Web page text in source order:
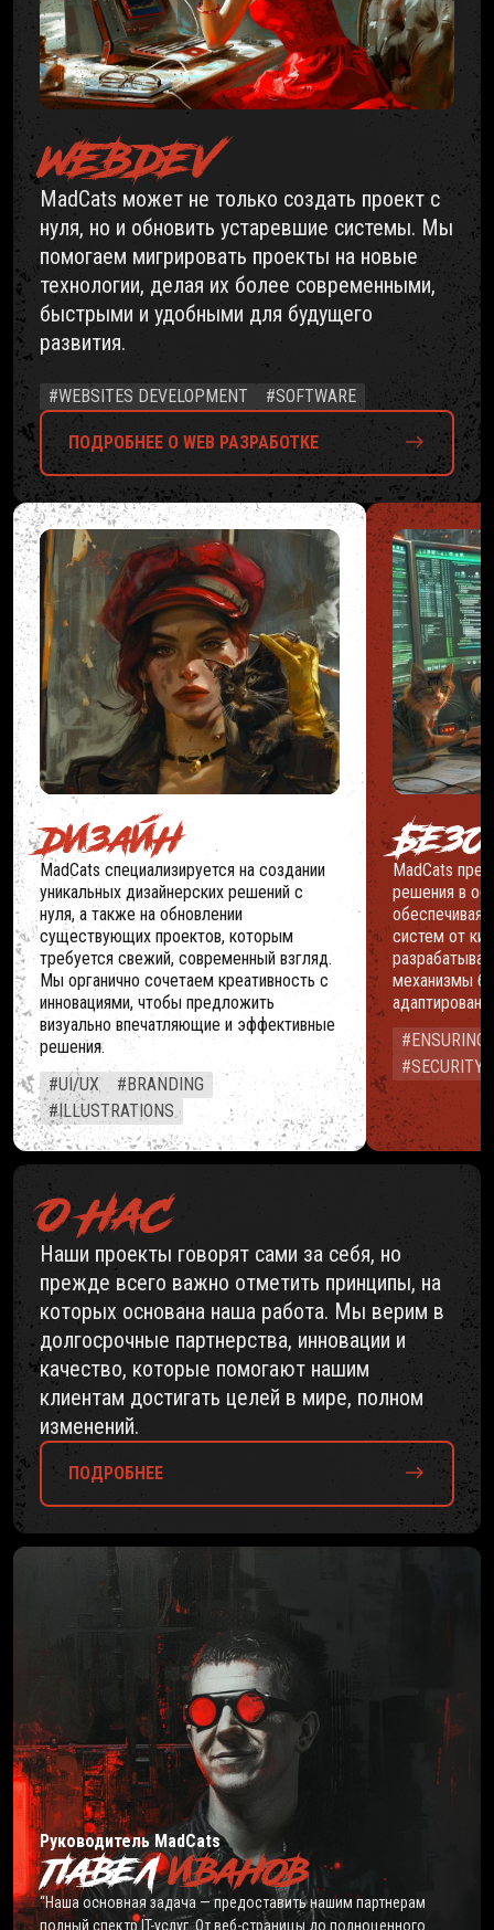
WEBDEV
MadCats может не только создать проект с
нуля, но и обновить устаревшие системы. Мы
помогаем мигрировать проекты на новые
технологии, делая их более современными,
быстрыми и удобными для будущего
развития.
#WEBSITES DEVELOPMENT #SOFTWARE
ПОДРОБНЕЕ О WEB РАЗРАБОТКЕ
ДИЗАЙН
MadCats специализируется на создании
уникальных дизайнерских решений с
нуля, а также на обновлении
существующих проектов, которым
требуется свежий, современный взгляд.
Мы органично сочетаем креативность с
инновациями, чтобы предложить
визуально впечатляющие и эффективные
решения.
#UI/UX
#BRANDING
#ILLUSTRATIONS
MadCats
решения в
обеспечивая
систем от
механизмы
#ENSURING
#SECURITY
О НАС
Наши проекты говорят сами за себя, но
прежде всего важно отметить принципы, на
которых основана наша работа. Мы верим в
долгосрочные партнерства, инновации и
качество, которые помогают нашим
клиентам достигать целей в мире, полном
изменений.
ПОДРОБНЕЕ
Руководитель MadCats
ПАВЕЛИВАНОВ
“Наша основная задача — предоставить нашим партнерам
полный спектр IT-услуг. От веб-страницы до полноценного